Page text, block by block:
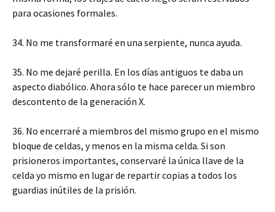
para ocasiones formales.
34. No me transformaré en una serpiente, nunca ayuda.
35. No me dejaré perilla. En los días antiguos te daba un
aspecto diabólico. Ahora sólo te hace parecer un miembro
descontento de la generación X.
36. No encerraré a miembros del mismo grupo en el mismo
bloque de celdas, y menos en la misma celda. Si son
prisioneros importantes, conservaré la única llave de la
celda yo mismo en lugar de repartir copias a todos los
guardias inútiles de la prisión.